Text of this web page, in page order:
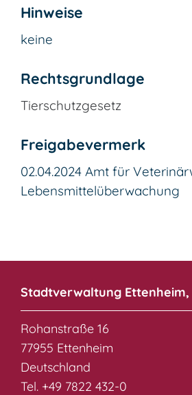
Hinweise
keine
Rechtsgrundlage
Tierschutzgesetz
Freigabevermerk
02.04.2024 Amt für
Lebensmittelüberwachung
Stadtverwaltung Ettenheim,
Rohanstraße 16
77955 Ettenheim
Deutschland
Tel. +49 7822 432-0